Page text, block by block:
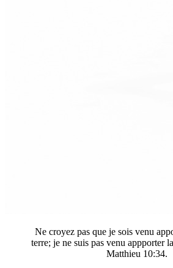
Ne croyez pas que je sois venu
terre; je ne suis pas venu appporter
Matthieu 10:34.